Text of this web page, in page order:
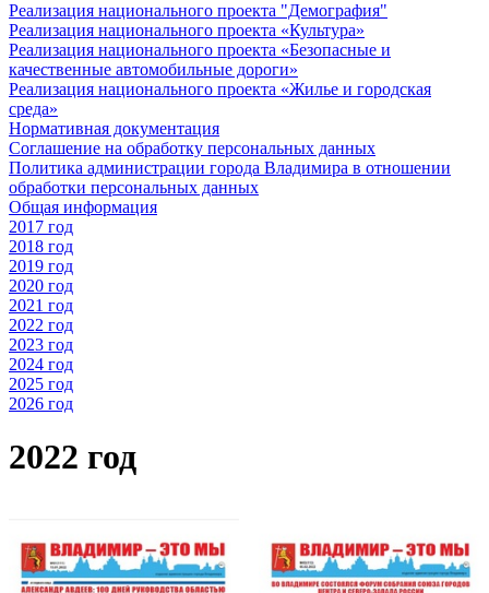
Реализация национального проекта "Демография"
Реализация национального проекта «Культура»
Реализация национального проекта «Безопасные и
качественные автомобильные дороги»
Реализация национального проекта «Жилье и городская
среда»
Нормативная документация
Соглашение на обработку персональных данных
Политика администрации города Владимира в отношении
обработки персональных данных
Общая информация
2017 год
2018 год
2019 год
2020 год
2021 год
2022 год
2023 год
2024 год
2025 год
2026 год
2022 год